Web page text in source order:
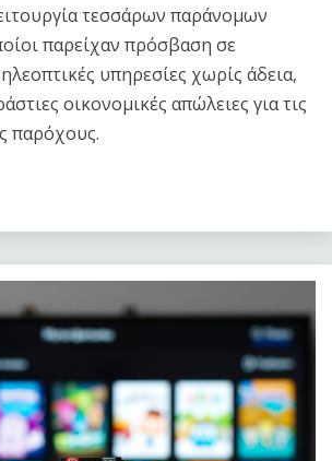
τεσσάρων παράνομων
παρείχαν πρόσβαση σε
υπηρεσίες χωρίς άδεια,
οικονομικές απώλειες για τις
παρόχους.